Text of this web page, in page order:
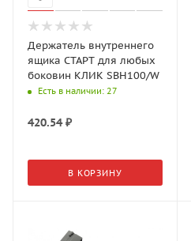
Держатель внутреннего
ящика СТАРТ для любых
боковин КЛИК SBH100/W
Есть в наличии: 27
420.54₽
В КОРЗИНУ